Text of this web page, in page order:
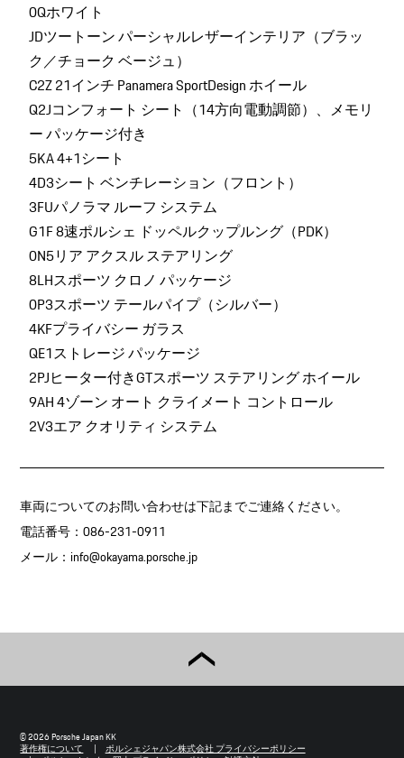
0Qホワイト
JDツートーン パーシャルレザーインテリア（ブラッ
ク／チョーク ベージュ）
C2Z 21インチ Panamera SportDesign ホイール
Q2Jコンフォート シート（14方向電動調節）、メモリ
ー パッケージ付き
5KA 4+1シート
4D3シート ベンチレーション（フロント）
3FUパノラマ ルーフ システム
G1F 8速ポルシェ ドッペルクップルング（PDK）
0N5リア アクスル ステアリング
8LHスポーツ クロノ パッケージ
0P3スポーツ テールパイプ（シルバー）
4KFプライバシー ガラス
QE1ストレージ パッケージ
2PJヒーター付きGTスポーツ ステアリング ホイール
9AH 4ゾーン オート クライメート コントロール
2V3エア クオリティ システム
車両についてのお問い合わせは下記までご連絡ください。
電話番号：086-231-0911
メール： info@okayama.porsche.jp
© 2026 Porsche Japan KK
著作権について
ポルシェジャパン株式会社 プライバシーポリシー